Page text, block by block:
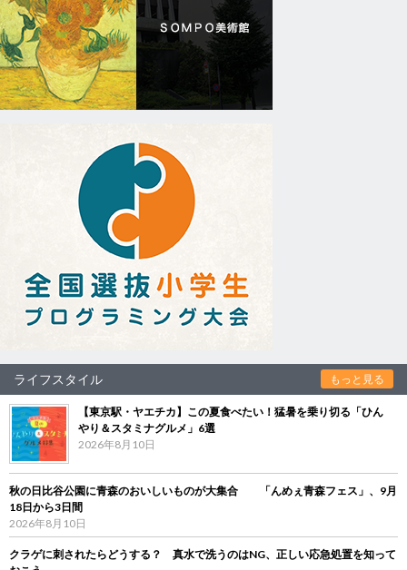
ライフスタイル もっと見る
【東京駅・ヤエチカ】この夏食べたい！猛暑を乗り切る「ひん
やり＆スタミナグルメ」6選
2026年8月10日
秋の日比谷公園に青森のおいしいものが大集合 「んめぇ青森フェス」、9月
18日から3日間
2026年8月10日
クラゲに刺されたらどうする？ 真水で洗うのはNG、正しい応急処置を知って